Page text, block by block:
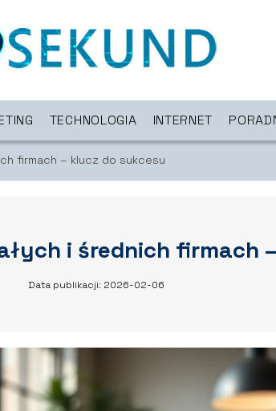
TECHNOLOGIA INTERNET
firmach – klucz do sukcesu
i średnich firmach
Data publikacji: 2026-02-06